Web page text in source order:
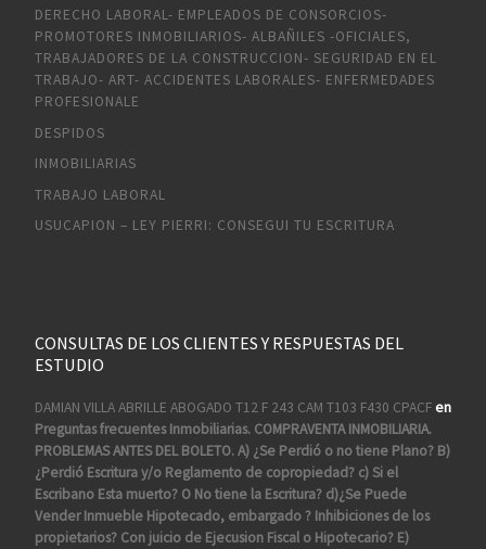
DERECHO LABORAL- EMPLEADOS DE CONSORCIOS-
PROMOTORES INMOBILIARIOS- ALBAÑILES -OFICIALES,
TRABAJADORES DE LA CONSTRUCCION- SEGURIDAD EN EL
TRABAJO- ART- ACCIDENTES LABORALES- ENFERMEDADES
PROFESIONALE
DESPIDOS
INMOBILIARIAS
TRABAJO LABORAL
USUCAPION – LEY PIERRI: CONSEGUI TU ESCRITURA
CONSULTAS DE LOS CLIENTES Y RESPUESTAS DEL
ESTUDIO
DAMIAN VILLA ABRILLE ABOGADO T12 F 243 CAM T103 F430 CPACFen
Preguntas frecuentes Inmobiliarias. COMPRAVENTA INMOBILIARIA.
PROBLEMAS ANTES DEL BOLETO. A) ¿Se Perdió o no tiene Plano? B)
¿Perdió Escritura y/o Reglamento de copropiedad? c) Si el
Escribano Esta muerto? O No tiene la Escritura? d)¿Se Puede
Vender Inmueble Hipotecado, embargado ? Inhibiciones de los
propietarios? Con juicio de Ejecusion Fiscal o Hipotecario? E)